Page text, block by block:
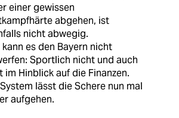
einer gewissen
abgehen, ist
nicht abwegig.
kann es den Bayern nicht
Sportlich nicht und auch
im Hinblick auf die Finanzen.
lässt die Schere nun mal
aufgehen.